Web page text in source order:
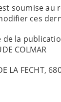
soumise
ces
la
:
DE LA